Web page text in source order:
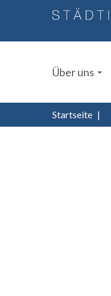
Über uns
Startseite |